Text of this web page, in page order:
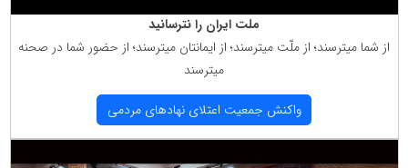
ملت ایران را نترسانید
از شما میترسند؛ از ملّت میترسند؛ از ایمانتان میترسند؛ از حضور شما در صحنه
میترسند
واكنش جمعیت اعتلای نهادهای مردمی